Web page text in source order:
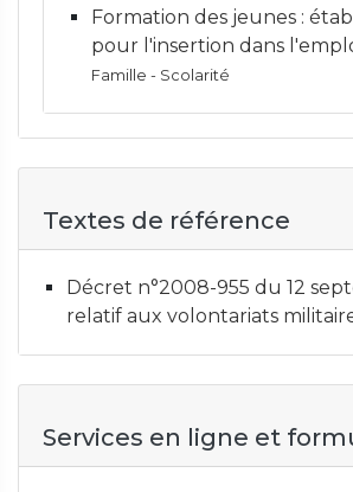
Formation des jeunes :
pour l'insertion dans
Famille - Scolarité
Textes de référence
Décret n°2008-955 du 12
relatif aux volontariats
Services en ligne et